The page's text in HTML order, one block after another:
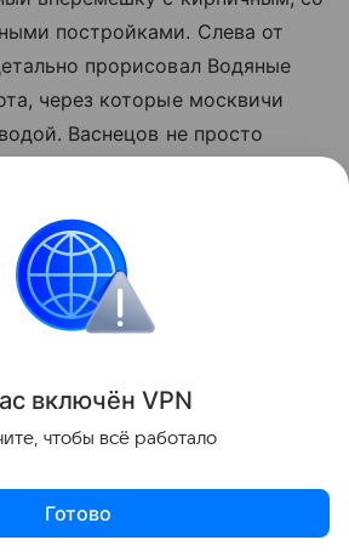
постройками. Слева от
прорисовал Водяные
через которые москвичи
Васнецов не просто
мы можем увидеть только на
На его месте сейчас Большой
благодаря художнику-
знаем, какими воротами
включён VPN
чтобы всё работало
Готово